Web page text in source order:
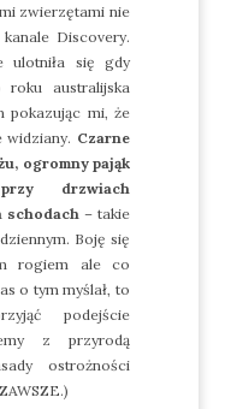
zwierzętami nie
Discovery.
ulotniła się gdy
australijska
pokazując mi, że
Czarne
ogromny pająk
drzwiach
schodach – takie
Boję się
rogiem ale co
o tym myślał, to
podejście
z przyrodą
ostrożności